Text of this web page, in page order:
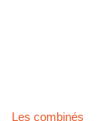
Les combinés